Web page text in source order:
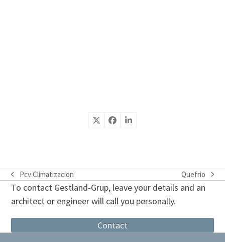
previous
post:
Pcv Climatizacion
next
post:
Quefrio
To contact Gestland-Grup, leave your details and an
architect or engineer will call you personally.
Contact